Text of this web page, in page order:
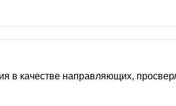
в качестве направляющих,